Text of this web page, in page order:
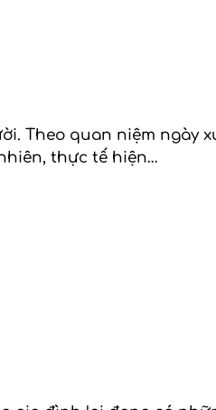
Theo quan niệm ngày
thực tế hiện…